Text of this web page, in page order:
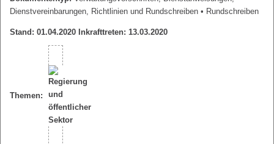
Dienstvereinbarungen, Richtlinien und Rundschreiben • Rundschreiben
Stand: 01.04.2020 Inkrafttreten: 13.03.2020
Themen: